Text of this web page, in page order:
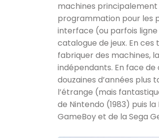
machines principalement
programmation pour les
interface (ou parfois
catalogue de jeux. En
fabriquer des machines,
indépendants. En face
douzaines d’années plus
l’étrange (mais
de Nintendo (1983) puis
GameBoy et de la Sega